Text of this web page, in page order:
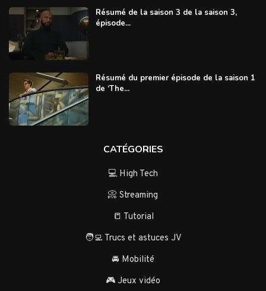
Résumé de la saison 3 de la saison 3,
épisode...
Résumé du premier épisode de la saison 1
de ‘The...
CATÉGORIES
💻 High Tech
📀 Streaming
📒 Tutorial
🧑‍💻 Trucs et astuces JV
🚘 Mobilité
🎮 Jeux vidéo